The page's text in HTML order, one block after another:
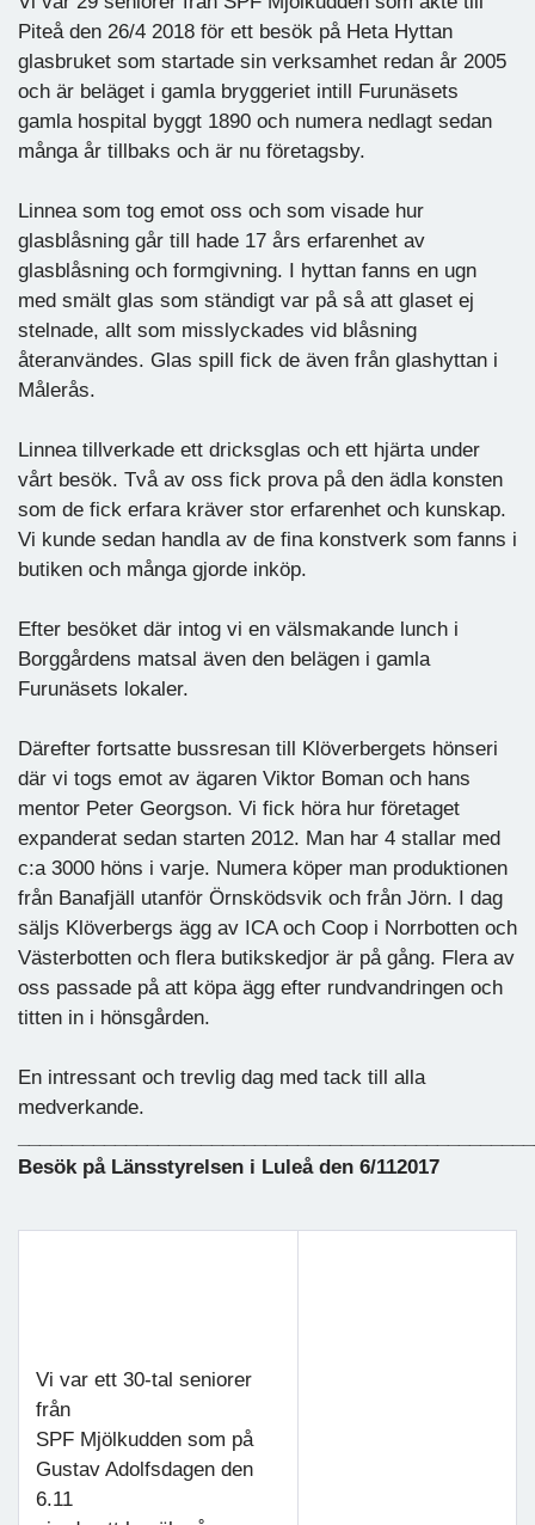
Piteå den 26/4 2018 för ett besök på Heta Hyttan
glasbruket som startade sin verksamhet redan år 2005
och är beläget i gamla bryggeriet intill Furunäsets
gamla hospital byggt 1890 och numera nedlagt sedan
många år tillbaks och är nu företagsby.
Linnea som tog emot oss och som visade hur
glasblåsning går till hade 17 års erfarenhet av
glasblåsning och formgivning. I hyttan fanns en ugn
med smält glas som ständigt var på så att glaset ej
stelnade, allt som misslyckades vid blåsning
återanvändes. Glas spill fick de även från glashyttan i
Målerås.
Linnea tillverkade ett dricksglas och ett hjärta under
vårt besök. Två av oss fick prova på den ädla konsten
som de fick erfara kräver stor erfarenhet och kunskap.
Vi kunde sedan handla av de fina konstverk som fanns i
butiken och många gjorde inköp.
Efter besöket där intog vi en välsmakande lunch i
Borggårdens matsal även den belägen i gamla
Furunäsets lokaler.
Därefter fortsatte bussresan till Klöverbergets hönseri
där vi togs emot av ägaren Viktor Boman och hans
mentor Peter Georgson. Vi fick höra hur företaget
expanderat sedan starten 2012. Man har 4 stallar med
c:a 3000 höns i varje. Numera köper man produktionen
från Banafjäll utanför Örnsködsvik och från Jörn. I dag
säljs Klöverbergs ägg av ICA och Coop i Norrbotten och
Västerbotten och flera butikskedjor är på gång. Flera av
oss passade på att köpa ägg efter rundvandringen och
titten in i hönsgården.
En intressant och trevlig dag med tack till alla
medverkande.
Besök på Länsstyrelsen i Luleå den 6/112017
Vi var ett 30-tal seniorer
från
SPF Mjölkudden som på
Gustav Adolfsdagen den
6.11